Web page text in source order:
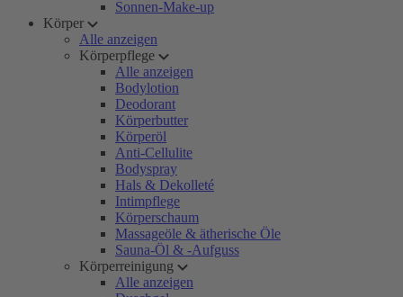
Sonnen-Make-up
Körper
Alle anzeigen
Körperpflege
Alle anzeigen
Bodylotion
Deodorant
Körperbutter
Körperöl
Anti-Cellulite
Bodyspray
Hals & Dekolleté
Intimpflege
Körperschaum
Massageöle & ätherische Öle
Sauna-Öl & -Aufguss
Körperreinigung
Alle anzeigen